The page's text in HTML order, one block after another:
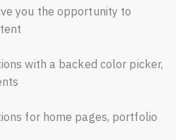
you the opportunity to
with a backed color picker,
for home pages, portfolio